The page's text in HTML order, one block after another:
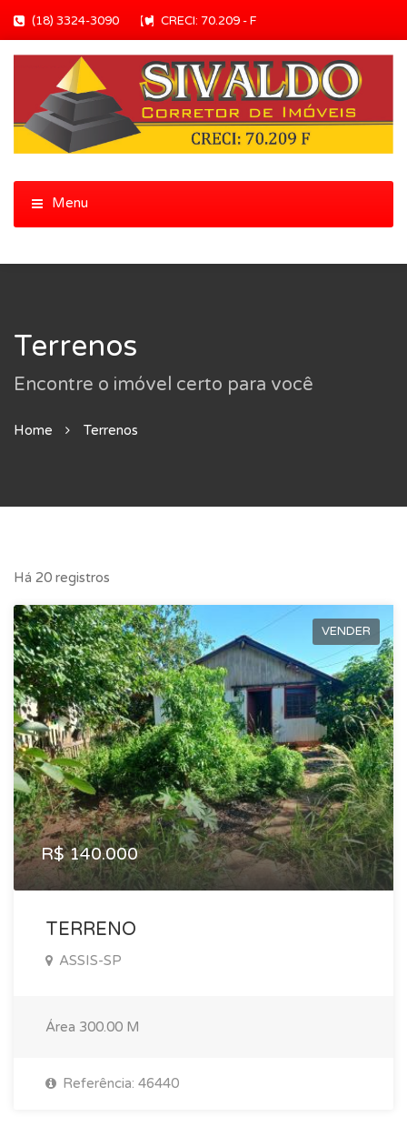
(18) 3324-3090 CRECI: 70.209 - F
Terrenos
Encontre o imóvel certo para você
Home Terrenos
Há 20 registros
VENDER
R$ 140.000
TERRENO
ASSIS-SP
Área 300.00 M
Referência: 46440